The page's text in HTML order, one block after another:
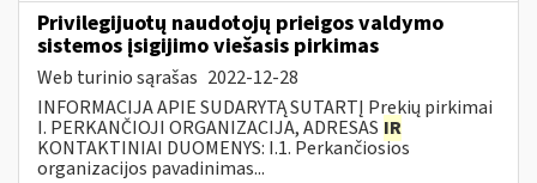
Privilegijuotų naudotojų prieigos valdymo
sistemos įsigijimo viešasis pirkimas
Web turinio sąrašas 2022-12-28
INFORMACIJA APIE SUDARYTĄ SUTARTĮ Prekių pirkimai
I. PERKANČIOJI ORGANIZACIJA, ADRESAS IR
KONTAKTINIAI DUOMENYS: I.1. Perkančiosios
organizacijos pavadinimas...